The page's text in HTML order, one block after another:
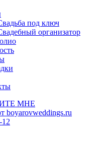
под ключ
организатор
МНЕ
12